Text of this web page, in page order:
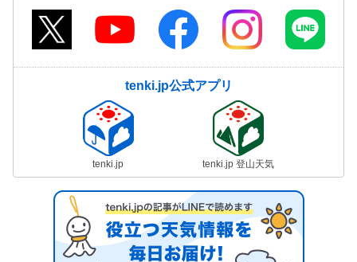
tenki.jp公式アプリ
tenki.jp tenki.jp 登山天気